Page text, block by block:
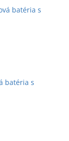
batéria s
batéria s